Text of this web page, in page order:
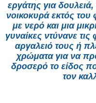
εργάτης για
νοικοκυρά εκτός
με νερό και μια
γυναίκες ντύνανε
αργαλειό τους ή
χρώματα για να
δροσερό το είδος
τον